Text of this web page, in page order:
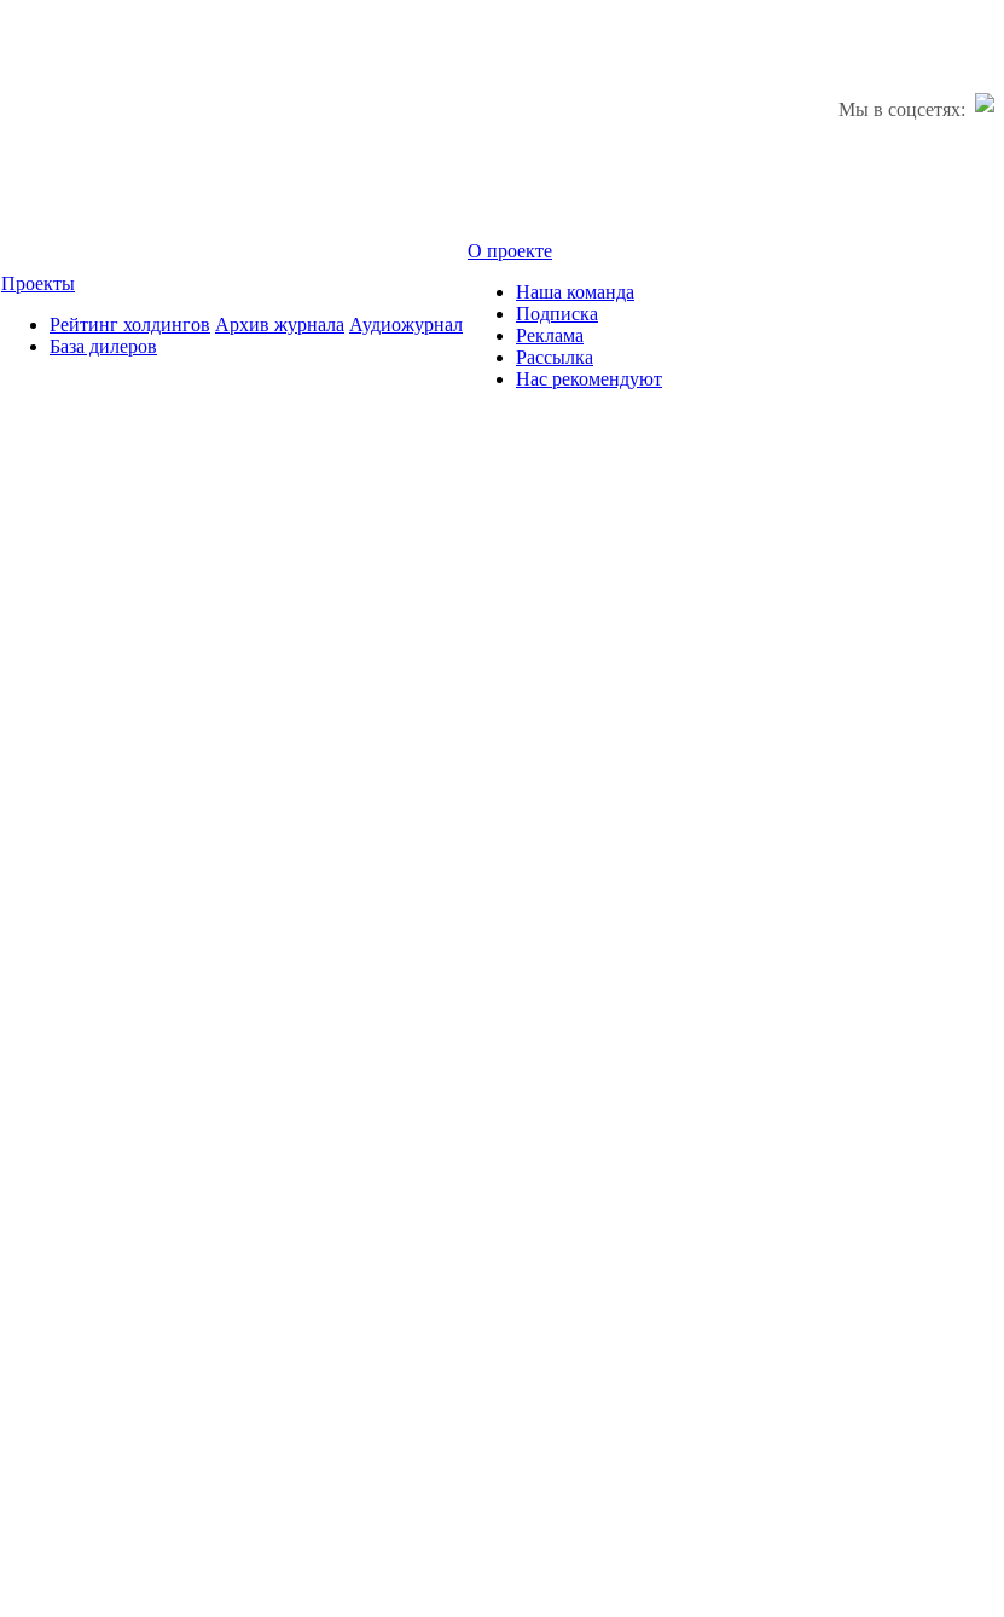
Мы в соцсетях:
Проекты
Рейтинг холдингов
База дилеров
Архив журнала Аудиожурнал
О проекте
Наша команда
Подписка
Реклама
Рассылка
Нас рекомендуют